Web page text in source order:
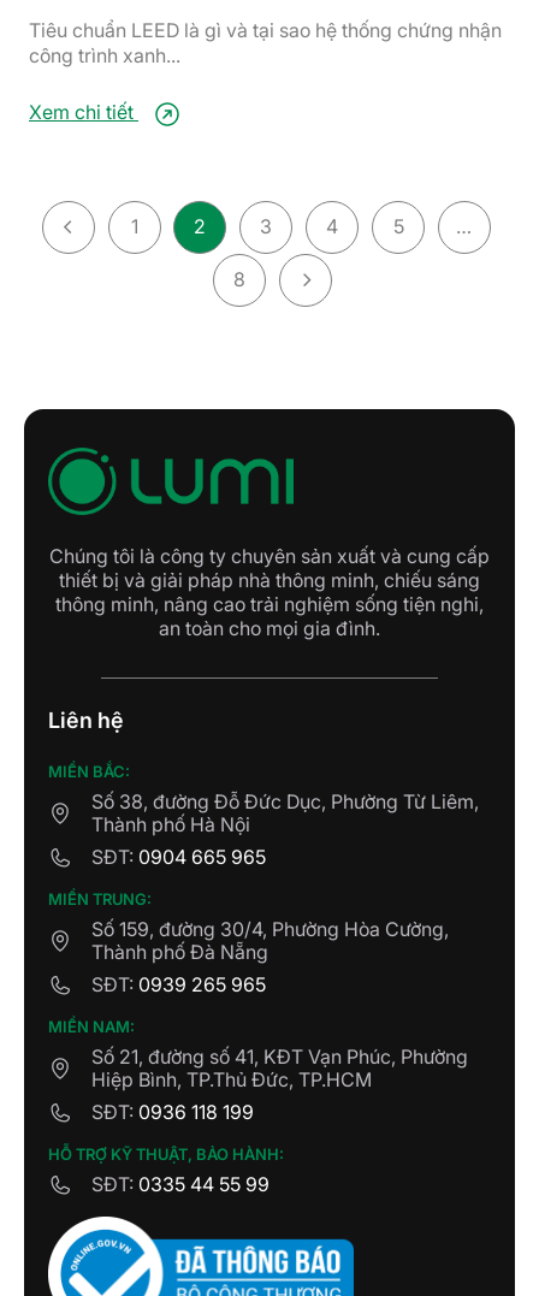
Tiêu chuẩn LEED là gì và tại sao hệ thống chứng nhận
công trình xanh...
Xem chi tiết
1 2 3 4 5 …
8
Chúng tôi là công ty chuyên sản xuất và cung cấp
thiết bị và giải pháp nhà thông minh, chiếu sáng
thông minh, nâng cao trải nghiệm sống tiện nghi,
an toàn cho mọi gia đình.
Liên hệ
MIỀN BẮC:
Số 38, đường Đỗ Đức Dục, Phường Từ Liêm,
Thành phố Hà Nội
SĐT: 0904 665 965
MIỀN TRUNG:
Số 159, đường 30/4, Phường Hòa Cường,
Thành phố Đà Nẵng
SĐT: 0939 265 965
MIỀN NAM:
Số 21, đường số 41, KĐT Vạn Phúc, Phường
Hiệp Bình, TP.Thủ Đức, TP.HCM
SĐT: 0936 118 199
HỖ TRỢ KỸ THUẬT, BẢO HÀNH:
SĐT: 0335 44 55 99